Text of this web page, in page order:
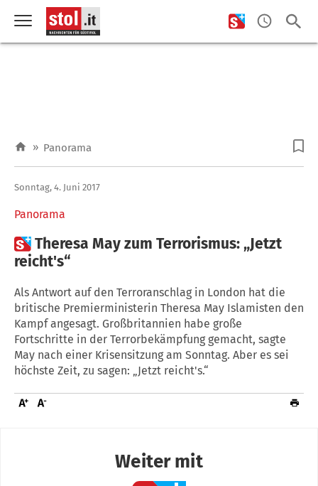
» Panorama
Panorama
Sonntag, 4. Juni 2017
Theresa May zum Terrorismus: „Jetzt
reicht's“
Als Antwort auf den Terroranschlag in London hat die
britische Premierministerin Theresa May Islamisten den
Kampf angesagt. Großbritannien habe große
Fortschritte in der Terrorbekämpfung gemacht, sagte
May nach einer Krisensitzung am Sonntag. Aber es sei
höchste Zeit, zu sagen: „Jetzt reicht's.“